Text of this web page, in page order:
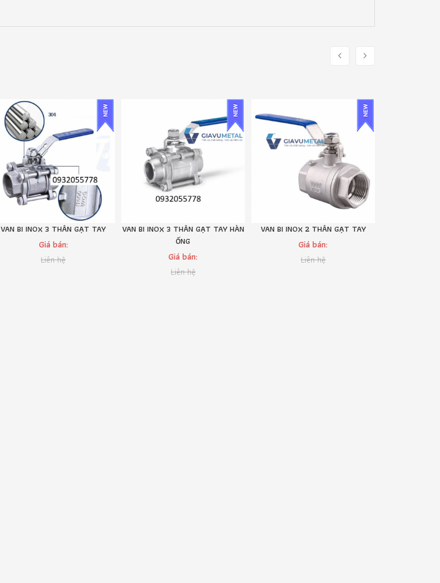
VAN BI INOX 3 THÂN GẠT TAY
Giá bán:
Liên hệ
VAN BI INOX 3 THÂN GẠT TAY HÀN
ỐNG
Giá bán:
Liên hệ
VAN BI INOX 2 THÂN GẠT TAY
Giá bán:
Liên hệ